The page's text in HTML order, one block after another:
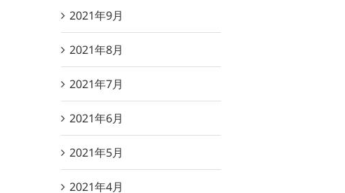
2021年9月
2021年8月
2021年7月
2021年6月
2021年5月
2021年4月